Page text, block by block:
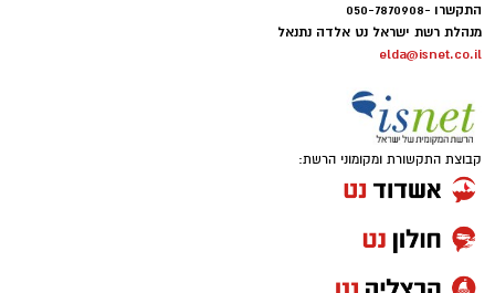
1 ו-1/2 כוסות קמח
התקשרו -050-7870908
מנהלת רשת ישראל נט אלדה נתנאל
elda@isnet.co.il
קבוצת התקשורת ומקומוני הרשת: